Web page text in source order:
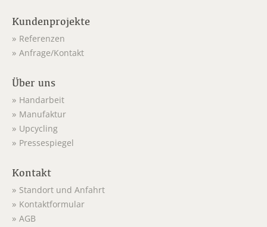
Kundenprojekte
Referenzen
Anfrage/Kontakt
Über uns
Handarbeit
Manufaktur
Upcycling
Pressespiegel
Kontakt
Standort und Anfahrt
Kontaktformular
AGB